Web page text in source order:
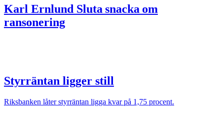
Karl Ernlund Sluta snacka om
ransonering
Styrräntan ligger still
Riksbanken låter styrräntan ligga kvar på 1,75 procent.